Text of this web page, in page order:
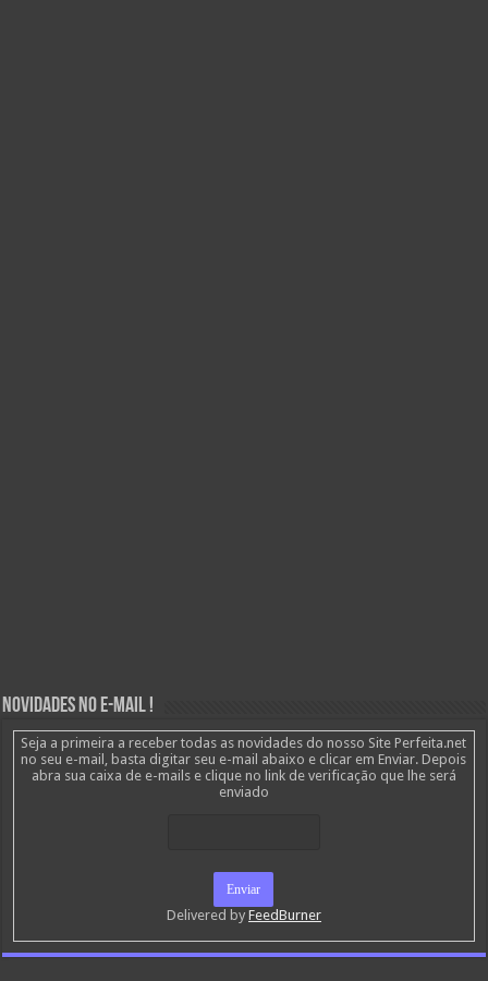
Novidades no E-mail !
Seja a primeira a receber todas as novidades do nosso Site Perfeita.net
no seu e-mail, basta digitar seu e-mail abaixo e clicar em Enviar. Depois
abra sua caixa de e-mails e clique no link de verificação que lhe será
enviado
Delivered by FeedBurner